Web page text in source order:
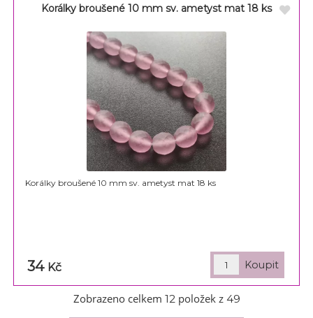
Korálky broušené 10 mm sv. ametyst mat 18 ks
Korálky broušené 10 mm sv. ametyst mat 18 ks
34 Kč
Zobrazeno celkem 12položek z 49